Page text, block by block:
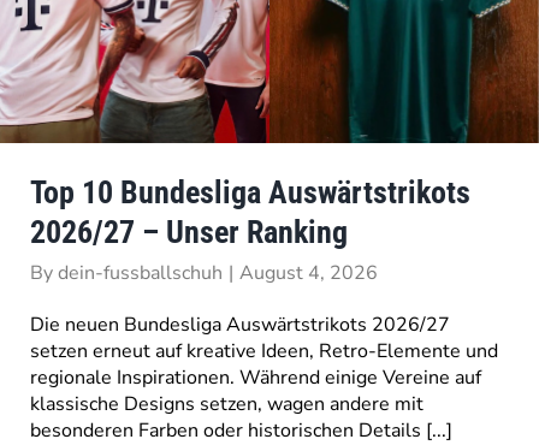
Top 10 Bundesliga Auswärtstrikots
2026/27 – Unser Ranking
Bydein-fussballschuh | August 4, 2026
Die neuen Bundesliga Auswärtstrikots 2026/27
setzen erneut auf kreative Ideen, Retro-Elemente und
regionale Inspirationen. Während einige Vereine auf
klassische Designs setzen, wagen andere mit
besonderen Farben oder historischen Details [...]